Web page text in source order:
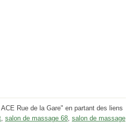
Rue de la Gare" en partant des liens
salon de massage 68 salon de massage